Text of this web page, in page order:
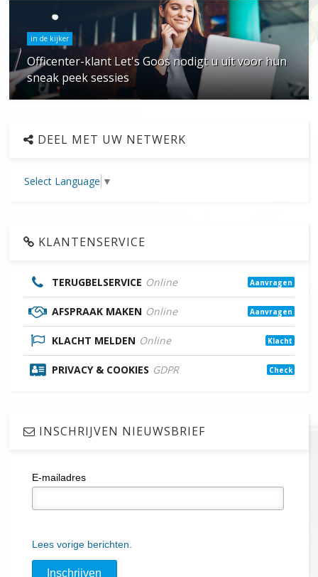
in de kijker
Officenter-klant Let's Goos nodigt u uit voor hun
sneak peek sessies
DEEL MET UW NETWERK
Select Language ▼
KLANTENSERVICE
TERUGBELSERVICE Online Aanvragen
AFSPRAAK MAKEN Online Aanvragen
KLACHT MELDEN Online Klacht
PRIVACY & COOKIES GDPR Check
INSCHRIJVEN NIEUWSBRIEF
E-mailadres
Lees vorige berichten.